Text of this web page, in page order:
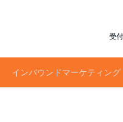
受
インバウンドマーケティング